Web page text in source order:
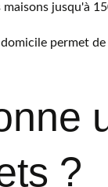
jusqu'à
permet
?